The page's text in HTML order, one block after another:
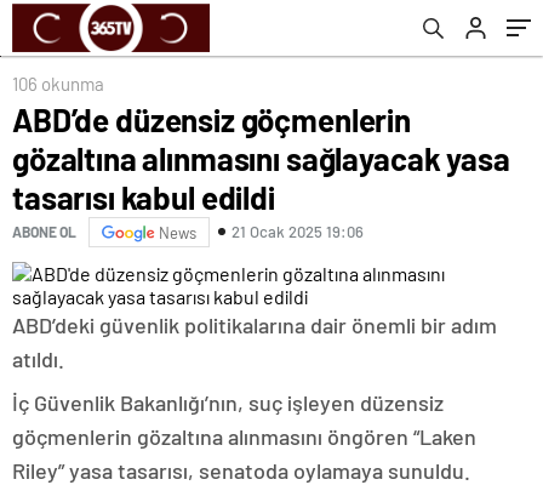
edildi
106 okunma
ABD’de düzensiz göçmenlerin
gözaltına alınmasını sağlayacak yasa
tasarısı kabul edildi
ABONE OL News 21 Ocak 2025 19:06
ABD’deki güvenlik politikalarına dair önemli bir adım
atıldı.
İç Güvenlik Bakanlığı’nın, suç işleyen düzensiz
göçmenlerin gözaltına alınmasını öngören “Laken
Riley” yasa tasarısı, senatoda oylamaya sunuldu.